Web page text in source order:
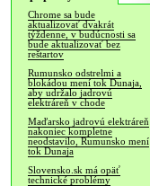
Chrome sa bude
aktualizovať dvakrát
týždenne, v budúcnosti sa
bude aktualizovať bez
reštartov
Rumunsko odstrelmi a
blokádou mení tok Dunaja,
aby udržalo jadrovú
elektráreň v chode
Maďarsko jadrovú elektráreň
nakoniec kompletne
neodstavilo, Rumunsko mení
tok Dunaja
Slovensko.sk má opäť
technické problémy